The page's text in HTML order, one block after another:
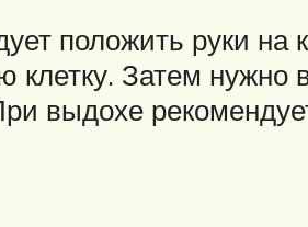
положить руки на
клетку. Затем
выдохе